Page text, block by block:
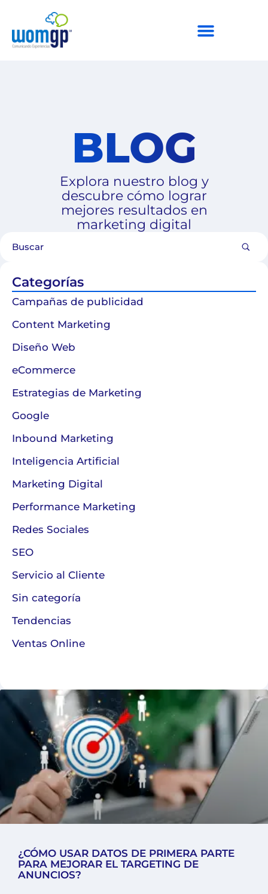
BLOG
Explora nuestro blog y
descubre cómo lograr
mejores resultados en
marketing digital
Categorías
Campañas de publicidad
Content Marketing
Diseño Web
eCommerce
Estrategias de Marketing
Google
Inbound Marketing
Inteligencia Artificial
Marketing Digital
Performance Marketing
Redes Sociales
SEO
Servicio al Cliente
Sin categoría
Tendencias
Ventas Online
¿CÓMO USAR DATOS DE PRIMERA PARTE
PARA MEJORAR EL TARGETING DE
ANUNCIOS?